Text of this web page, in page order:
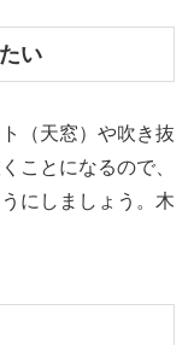
い
（天窓）や吹き抜
ことになるので、
にしましょう。木